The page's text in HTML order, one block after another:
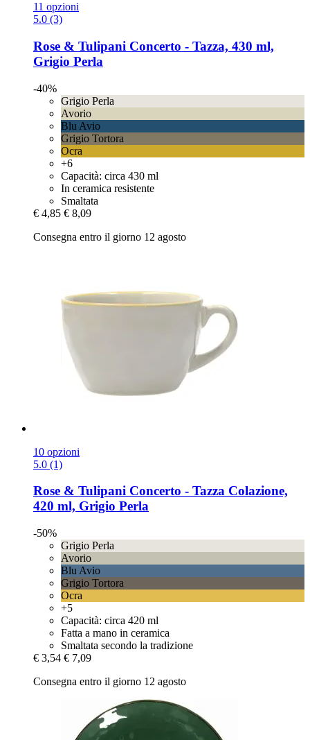
11 opzioni
5.0 (3)
Rose & Tulipani Concerto -​ Tazza, 430 ml,
Grigio Perla
-40%
Grigio Perla
Avorio
Blu Avio
Grigio Tortora
Ocra
+6
Capacità: circa 430 ml
In ceramica resistente
Smaltata
€ 4,85 € 8,09
Consegna entro il giorno 12 agosto
10 opzioni
5.0 (1)
Rose & Tulipani Concerto -​ Tazza Colazione,
420 ml, Grigio Perla
-50%
Grigio Perla
Avorio
Blu Avio
Grigio Tortora
Ocra
+5
Capacità: circa 420 ml
Fatta a mano in ceramica
Smaltata secondo la tradizione
€ 3,54 € 7,09
Consegna entro il giorno 12 agosto